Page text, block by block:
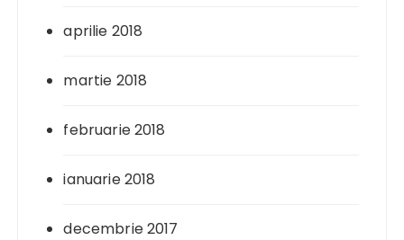
aprilie 2018
martie 2018
februarie 2018
ianuarie 2018
decembrie 2017